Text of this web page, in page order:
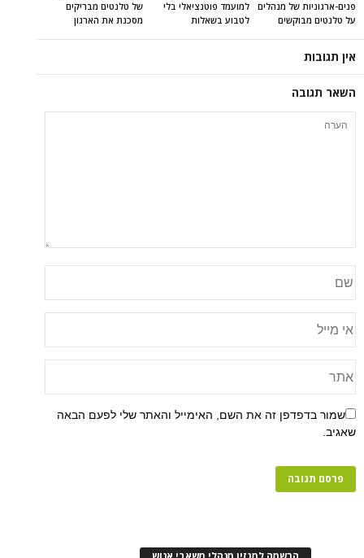
של טלנטים מבריקים
מסכנת את הארגון
למועמד פוטנציאלי בלי
לטבוע בשאלות
פנים-ארגוניות של מנהלים
על טלנטים מבוקשים
אין תגובות
השאר תגובה
שמור בדפדפן זה את השם, האימייל והאתר שלי לפעם הבאה
שאגיב.